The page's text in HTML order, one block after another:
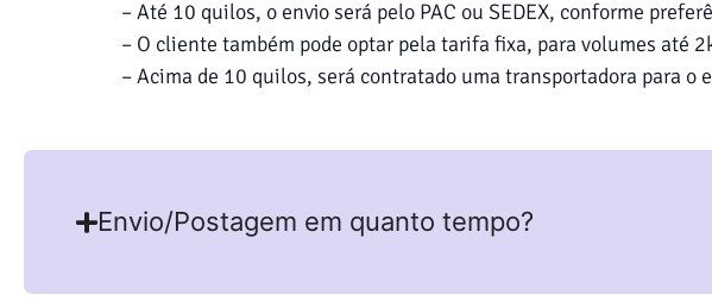
– Até 10 quilos, o envio será pelo PAC ou SEDEX, conforme
– O cliente também pode optar pela tarifa fixa, para volumes até
– Acima de 10 quilos, será contratado uma transportadora para o
Envio/Postagem em quanto tempo?